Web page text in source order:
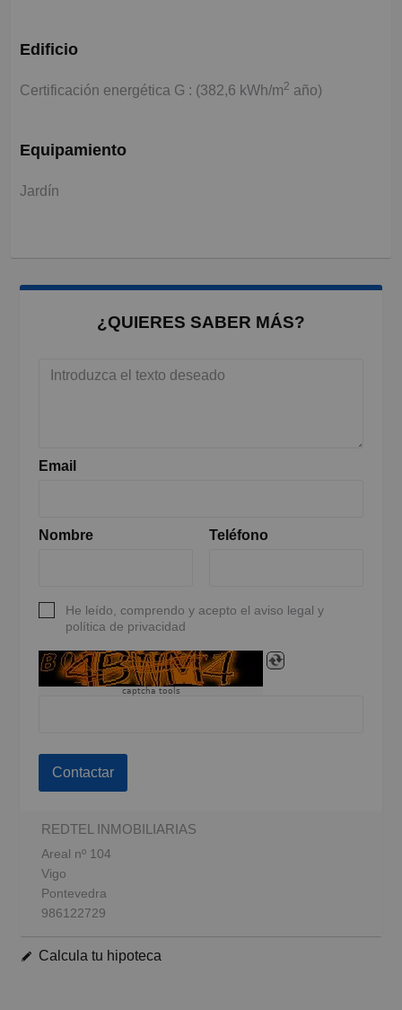
Edificio
Certificación energética G : (382,6 kWh/m2 año)
Equipamiento
Jardín
¿QUIERES SABER MÁS?
Email
Nombre Teléfono
He leído, comprendo y acepto el aviso legal y
política de privacidad
captcha tools
Contactar
REDTEL INMOBILIARIAS
Areal nº 104
Vigo
Pontevedra
986122729
Calcula tu hipoteca